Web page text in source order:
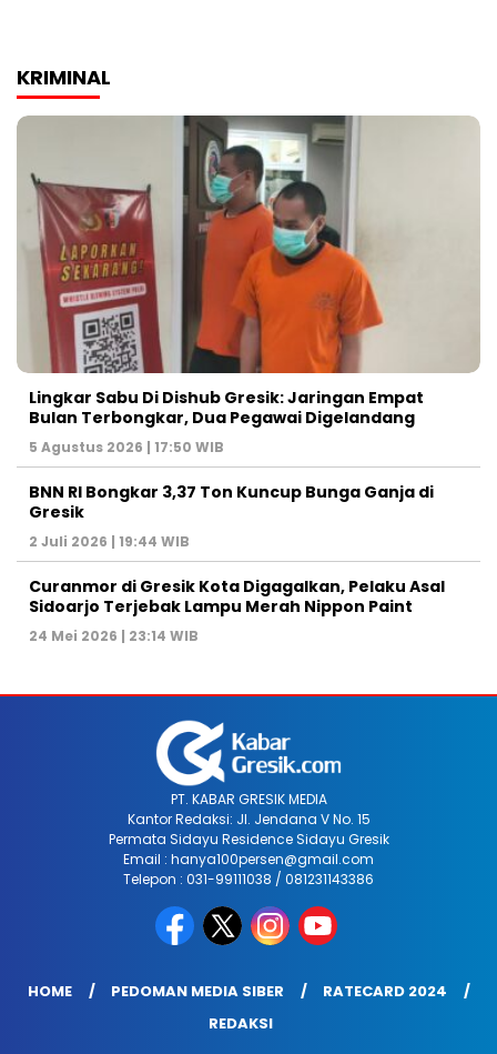
KRIMINAL
Lingkar Sabu Di Dishub Gresik: Jaringan Empat
Bulan Terbongkar, Dua Pegawai Digelandang
5 Agustus 2026 | 17:50 WIB
BNN RI Bongkar 3,37 Ton Kuncup Bunga Ganja di
Gresik
2 Juli 2026 | 19:44 WIB
Curanmor di Gresik Kota Digagalkan, Pelaku Asal
Sidoarjo Terjebak Lampu Merah Nippon Paint
24 Mei 2026 | 23:14 WIB
PT. KABAR GRESIK MEDIA
Kantor Redaksi: Jl. Jendana V No. 15
Permata Sidayu Residence Sidayu Gresik
Email : hanya100persen@gmail.com
Telepon : 031-99111038 / 081231143386
HOME PEDOMAN MEDIA SIBER
RATECARD 2024
REDAKSI